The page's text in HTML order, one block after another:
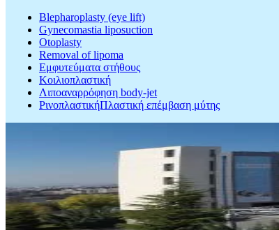
Blepharoplasty (eye lift)
Gynecomastia liposuction
Otoplasty
Removal of lipoma
Εμφυτεύματα στήθους
Κοιλιοπλαστική
Λιποαναρρόφηση body-jet
ΡινοπλαστικήΠλαστική επέμβαση μύτης